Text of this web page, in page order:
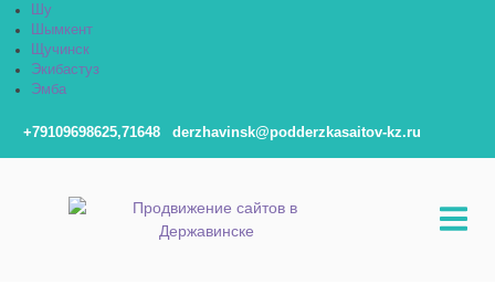
Шу
Шымкент
Щучинск
Экибастуз
Эмба
+79109698625,71648 derzhavinsk@podderzkasaitov-kz.ru